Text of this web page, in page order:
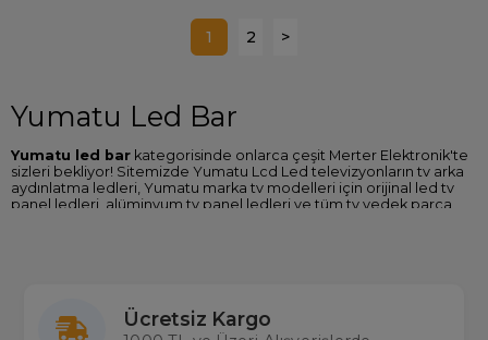
1 2 >
Yumatu Led Bar
Yumatu led bar kategorisinde onlarca çeşit Merter Elektronik'te
sizleri bekliyor! Sitemizde Yumatu Lcd Led televizyonların tv arka
aydınlatma ledleri, Yumatu marka tv modelleri için orijinal led tv
panel ledleri, alüminyum tv panel ledleri ve tüm tv yedek parça
avantajıyla elektronik malzeme ve tv yedek parçalarında
Türkiye’nin en büyük tedarikçilerinden biridir.
Ücretsiz Kargo